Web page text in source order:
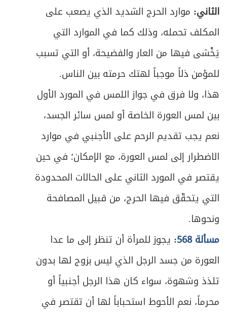
الثاني: موارد الحرج الشديد الذي يصعب على
المكلف تحمله، وذلك كما في الموارد التي
يَخْشى فيها من العار والفضيحة، أو التي تسبب
للمؤمن ذلاً موجباً لهتك حرمته بين الناس.
هذا، ولا فرق في جواز اللمس في المورد الأول
بين لمس العورة الخاصة أو لمس سائر الجسد،
نعم يجب تقديم الرحم على الأجنبي في موارد
الاضطرار إلى لمس العورة، مع الإمكان؛ في حين
يقتصر في المورد الثاني على الحالات المحدودة
التي يتحقّق فيها الحرج، من قبيل المصافحة
ونحوها.
مسألة 568:
يجوز للمرأة أن تنظر إلى ما عدا
العورة من جسد الرجل الذي ليس بزوج لها بدون
تلذذ وشهوة، سواء كان هذا الرجل أجنبياً أو
محرماً، نعم الأحوط استحباباً لها أن تقتصر في